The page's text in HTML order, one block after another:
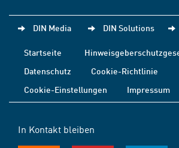
DIN Media DIN Solutions
Startseite
Datenschutz
Cookie-Richtlinie
Cookie-Einstellungen
Impressum
In Kontakt bleiben